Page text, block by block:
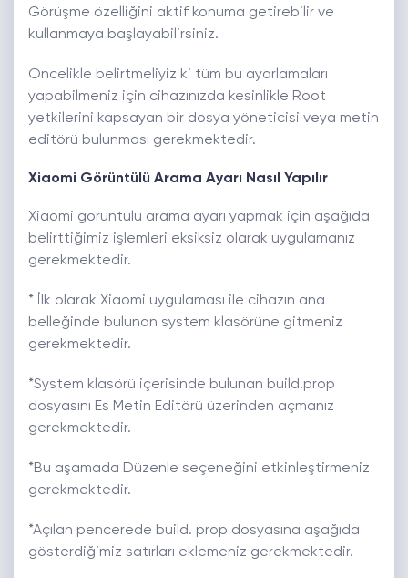
Görüşme özelliğini aktif konuma getirebilir ve
kullanmaya başlayabilirsiniz.
Öncelikle belirtmeliyiz ki tüm bu ayarlamaları
yapabilmeniz için cihazınızda kesinlikle Root
yetkilerini kapsayan bir dosya yöneticisi veya metin
editörü bulunması gerekmektedir.
Xiaomi Görüntülü Arama Ayarı Nasıl Yapılır
Xiaomi görüntülü arama ayarı yapmak için aşağıda
belirttiğimiz işlemleri eksiksiz olarak uygulamanız
gerekmektedir.
* İlk olarak Xiaomi uygulaması ile cihazın ana
belleğinde bulunan system klasörüne gitmeniz
gerekmektedir.
*System klasörü içerisinde bulunan build.prop
dosyasını Es Metin Editörü üzerinden açmanız
gerekmektedir.
*Bu aşamada Düzenle seçeneğini etkinleştirmeniz
gerekmektedir.
*Açılan pencerede build. prop dosyasına aşağıda
gösterdiğimiz satırları eklemeniz gerekmektedir.